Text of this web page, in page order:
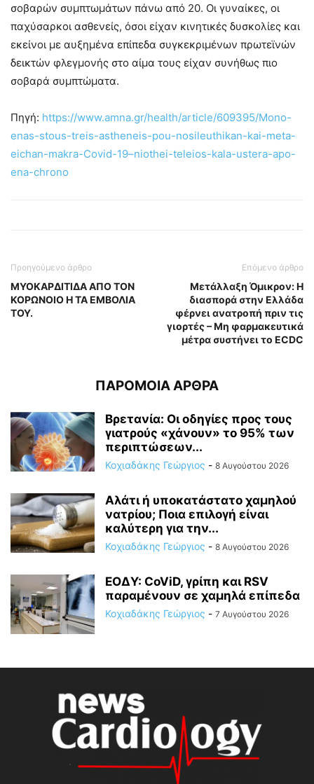
σοβαρών συμπτωμάτων πάνω από 20. Οι γυναίκες, οι
παχύσαρκοι ασθενείς, όσοι είχαν κινητικές δυσκολίες και
εκείνοι με αυξημένα επίπεδα συγκεκριμένων πρωτεϊνών
δεικτών φλεγμονής στο αίμα τους είχαν συνήθως πιο
σοβαρά συμπτώματα.
Πηγή: https://www.amna.gr/health/article/609395/Mono-
enas-stous-treis-astheneis-pou-nosileuthikan-kai-meta-
eichan-makra-Covid-19–niothei-teleios-kala-ustera-apo-
ena-chrono
Προηγούμενο άρθρο
ΜΥΟΚΑΡΔΙΤΙΔΑ ΑΠΟ ΤΟΝ
ΚΟΡΩΝΟΙΟ Η ΤΑ ΕΜΒΟΛΙΑ
ΤΟΥ.
Επόμενο άρθρο
Μετάλλαξη Όμικρον: Η
διασπορά στην Ελλάδα
φέρνει ανατροπή πριν τις
γιορτές – Μη φαρμακευτικά
μέτρα συστήνει το ECDC
ΠΑΡΟΜΟΙΑ ΑΡΘΡΑ
Βρετανία: Οι οδηγίες προς τους
γιατρούς «χάνουν» το 95% των
περιπτώσεων...
Κοχιαδάκης Γεώργιος - 8 Αυγούστου 2026
Αλάτι ή υποκατάστατο χαμηλού
νατρίου; Ποια επιλογή είναι
καλύτερη για την...
Κοχιαδάκης Γεώργιος - 8 Αυγούστου 2026
ΕΟΔΥ: CoViD, γρίπη και RSV
παραμένουν σε χαμηλά επίπεδα
Κοχιαδάκης Γεώργιος - 7 Αυγούστου 2026